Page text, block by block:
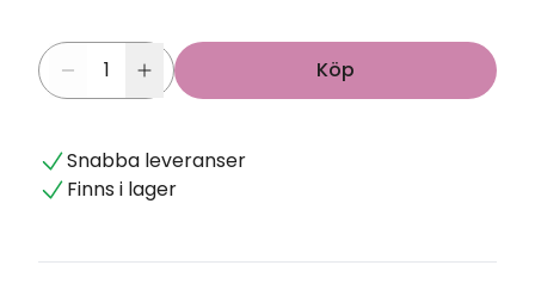
Köp
Snabba leveranser
Finns i lager